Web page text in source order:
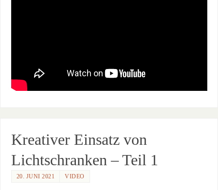
Kreativer Einsatz von
Lichtschranken – Teil 1
20. JUNI 2021 VIDEO